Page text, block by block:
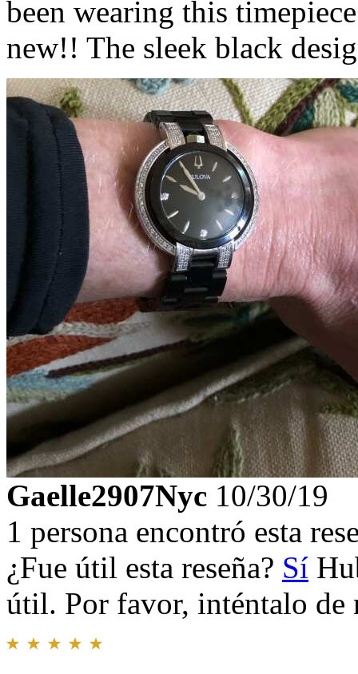
been wearing this
new!! The sleek black
Gaelle2907Nyc 10/30/19
1 persona encontró esta
¿Fue útil esta reseña? Sí
útil. Por favor, inténtalo de